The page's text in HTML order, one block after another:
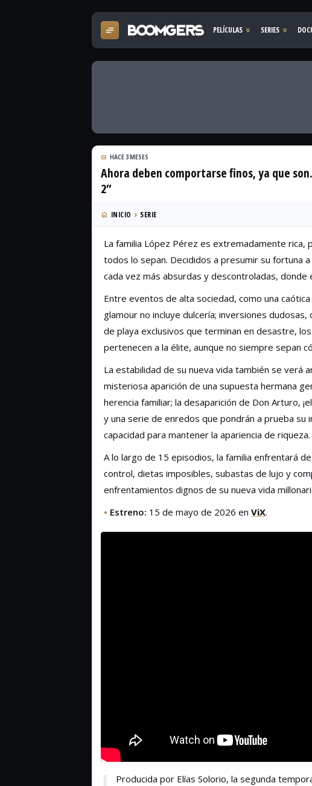
HACE 3 MESES
Ahora deben comportarse finos, ya que
2”
INICIO SERIE
La familia López Pérez es extremadamente
todos lo sepan. Decididos a presumir su fortuna
cada vez más absurdas y descontroladas, donde
Entre eventos de alta sociedad, como una
glamour no incluye dulcería; inversiones
de playa exclusivos que terminan en desastre,
pertenecen a la élite, aunque no siempre sepan
La estabilidad de su nueva vida también se verá
misteriosa aparición de una supuesta hermana
herencia familiar; la desaparición de Don Arturo,
y una serie de enredos que pondrán a prueba su
capacidad para mantener la apariencia de riqueza.
A lo largo de 15 episodios, la familia enfrentará
control, dietas imposibles, subastas de lujo y
enfrentamientos dignos de su nueva vida
• Estreno: 15 de mayo de 2026 en ViX.
Producida por Elías Solorio, la segunda